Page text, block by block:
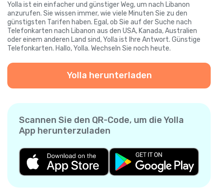
Yolla ist ein einfacher und günstiger Weg, um nach Libanon
anzurufen. Sie wissen immer, wie viele Minuten Sie zu den
günstigsten Tarifen haben. Egal, ob Sie auf der Suche nach
Telefonkarten nach Libanon aus den USA, Kanada, Australien
oder einem anderen Land sind, Yolla ist Ihre Antwort. Günstige
Telefonkarten. Hallo, Yolla. Wechseln Sie noch heute.
Yolla herunterladen
Scannen Sie den QR-Code, um die Yolla
App herunterzuladen